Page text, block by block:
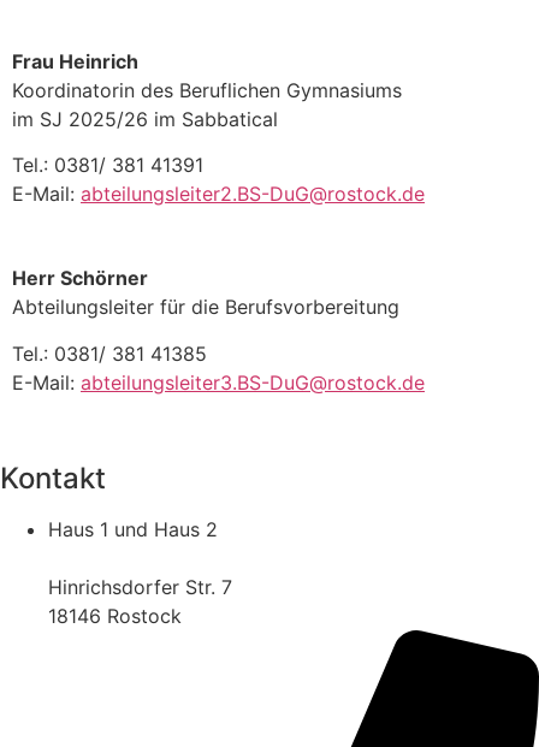
Frau Heinrich
Koordinatorin des Beruflichen Gymnasiums
im SJ 2025/26 im Sabbatical
Tel.: 0381/ 381 41391
E-Mail: abteilungsleiter2.BS-DuG@rostock.de
Herr Schörner
Abteilungsleiter für die Berufsvorbereitung
Tel.: 0381/ 381 41385
E-Mail: abteilungsleiter3.BS-DuG@rostock.de
Kontakt
Haus 1 und Haus 2
Hinrichsdorfer Str. 7
18146 Rostock